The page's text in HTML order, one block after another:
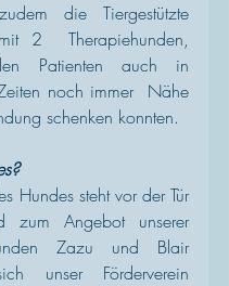
die Tiergestützte
2  Therapiehunden,
Patienten auch in
noch immer  Nähe
schenken konnten.
Hundes steht vor der Tür
zum Angebot unserer
Zazu und Blair
unser Förderverein